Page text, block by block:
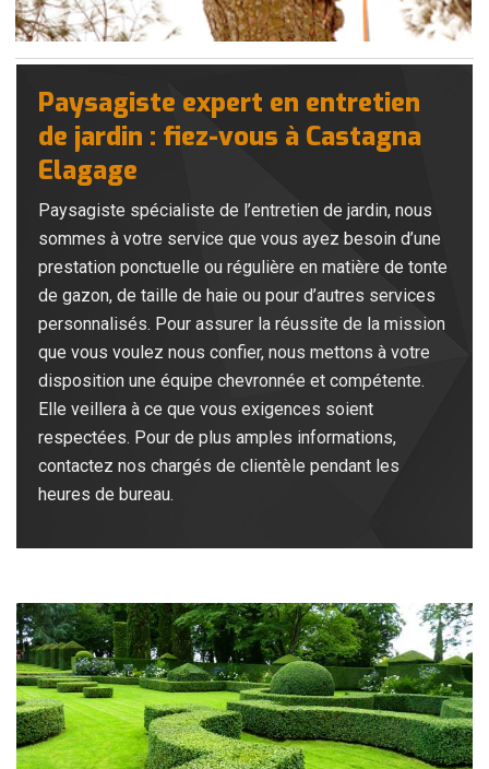
Paysagiste expert en entretien
de jardin : fiez-vous à Castagna
Elagage
Paysagiste spécialiste de l’entretien de jardin, nous
sommes à votre service que vous ayez besoin d’une
prestation ponctuelle ou régulière en matière de tonte
de gazon, de taille de haie ou pour d’autres services
personnalisés. Pour assurer la réussite de la mission
que vous voulez nous confier, nous mettons à votre
disposition une équipe chevronnée et compétente.
Elle veillera à ce que vous exigences soient
respectées. Pour de plus amples informations,
contactez nos chargés de clientèle pendant les
heures de bureau.